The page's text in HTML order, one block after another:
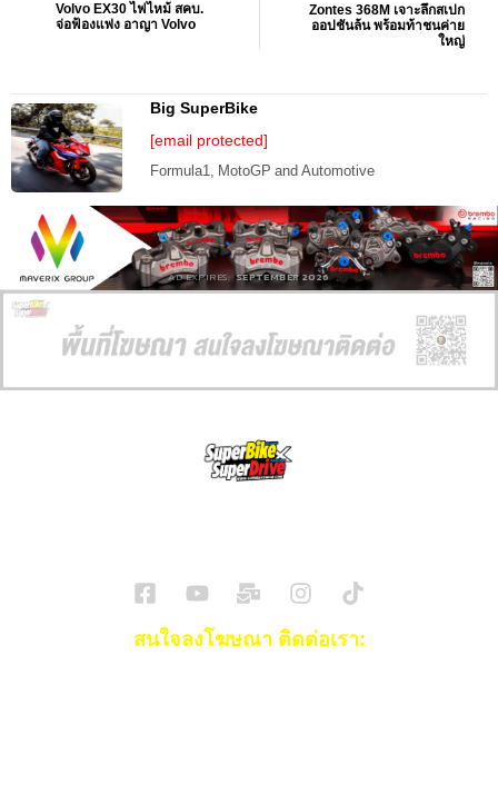
Volvo EX30 ไฟไหม้ สคบ.
จ่อฟ้องแพ่ง อาญา Volvo
Zontes 368M เจาะลึกสเปก
ออปชันล้น พร้อมท้าชนค่าย
ใหญ่
Big SuperBike
[email protected]
Formula1, MotoGP and Automotive
AD EXPIRES: SEPTEMBER 2026
สนใจลงโฆษณา ติดต่อเรา: